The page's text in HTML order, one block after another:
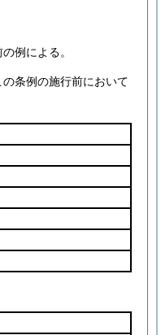
例による。
条例の施行前において